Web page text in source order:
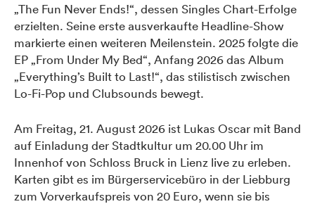
„The Fun Never Ends!“, dessen Singles Chart-Erfolge
erzielten. Seine erste ausverkaufte Headline-Show
markierte einen weiteren Meilenstein. 2025 folgte die
EP „From Under My Bed“, Anfang 2026 das Album
„Everything’s Built to Last!“, das stilistisch zwischen
Lo-Fi-Pop und Clubsounds bewegt.
Am Freitag, 21. August 2026 ist Lukas Oscar mit Band
auf Einladung der Stadtkultur um 20.00 Uhr im
Innenhof von Schloss Bruck in Lienz live zu erleben.
Karten gibt es im Bürgerservicebüro in der Liebburg
zum Vorverkaufspreis von 20 Euro, wenn sie bis